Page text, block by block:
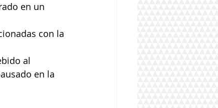
en un
con la
al
en la